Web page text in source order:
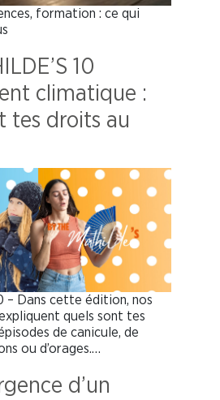
formation : ce qui
10
climatique :
tes droits au
– Dans cette édition, nos
quels sont tes
de canicule, de
ou d’orages.…
d’un